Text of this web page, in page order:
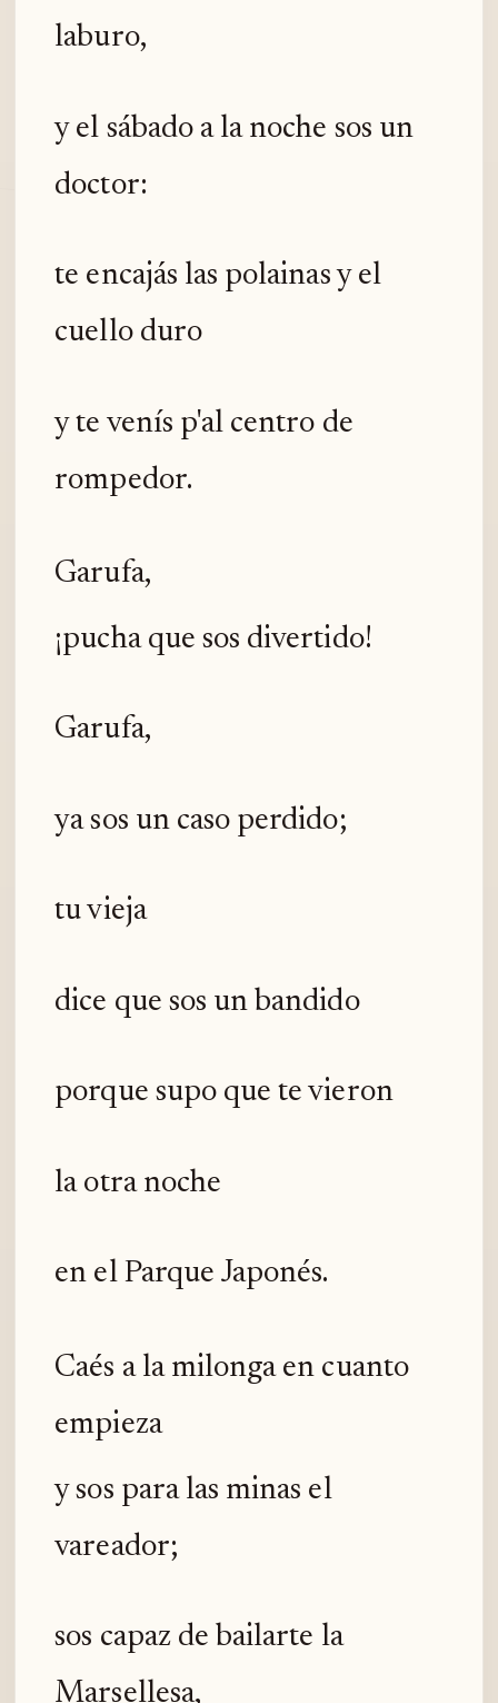
laburo,
y el sábado a la noche sos un
doctor:
te encajás las polainas y el
cuello duro
y te venís p'al centro de
rompedor.
Garufa,
¡pucha que sos divertido!
Garufa,
ya sos un caso perdido;
tu vieja
dice que sos un bandido
porque supo que te vieron
la otra noche
en el Parque Japonés.
Caés a la milonga en cuanto
empieza
y sos para las minas el
vareador;
sos capaz de bailarte la
Marsellesa,